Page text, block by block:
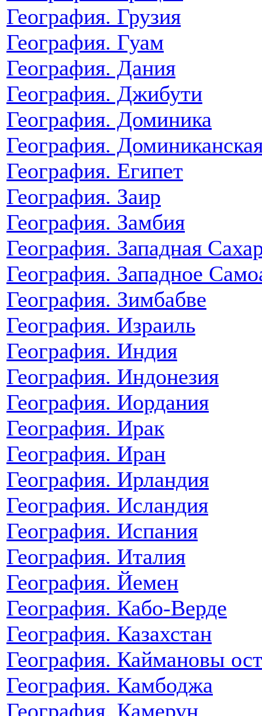
География. Грузия
География. Гуам
География. Дания
География. Джибути
География. Доминика
География.
География. Египет
География. Заир
География. Замбия
География. Западная
География. Западное
География. Зимбабве
География. Израиль
География. Индия
География. Индонезия
География. Иордания
География. Ирак
География. Иран
География. Ирландия
География. Исландия
География. Испания
География. Италия
География. Йемен
География. Кабо-Верде
География. Казахстан
География. Каймановы
География. Камбоджа
География. Камерун